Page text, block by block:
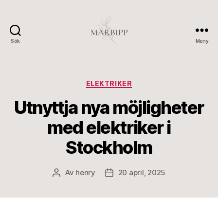
Sök Meny
Kategorier
ELEKTRIKER
Utnyttja nya möjligheter
med elektriker i
Stockholm
Inläggsförfattare
Av henry Inläggsdatum
20 april, 2025